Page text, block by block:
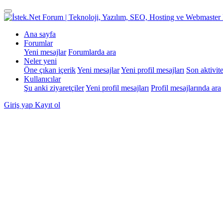
Ana sayfa
Forumlar
Yeni mesajlar Forumlarda ara
Neler yeni
Öne çıkan içerikYeni mesajlarYeni profil mesajları Son
Kullanıcılar
Şu anki ziyaretçilerYeni profil mesajları Profil mesajlarında ara
Giriş yap Kayıt ol